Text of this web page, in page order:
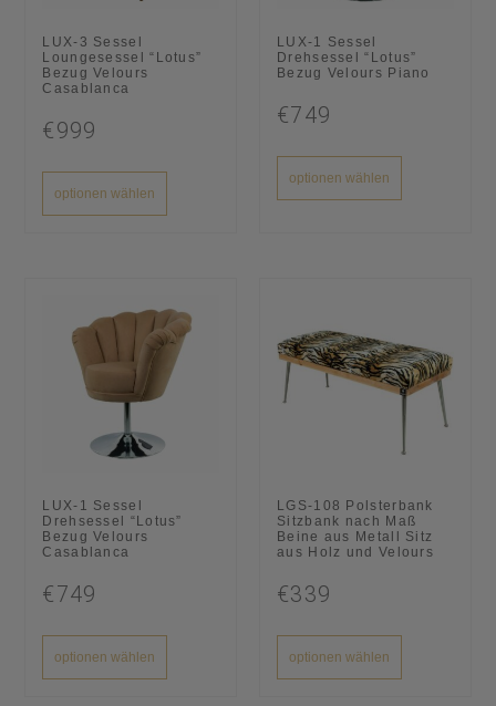
LUX-3 Sessel
Loungesessel “Lotus”
Bezug Velours
Casablanca
€999
optionen wählen
LUX-1 Sessel
Drehsessel “Lotus”
Bezug Velours Piano
€749
optionen wählen
LUX-1 Sessel
Drehsessel “Lotus”
Bezug Velours
Casablanca
€749
optionen wählen
LGS-108 Polsterbank
Sitzbank nach Maß
Beine aus Metall Sitz
aus Holz und Velours
€339
optionen wählen